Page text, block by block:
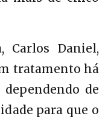
Carlos Daniel,
tratamento há
de
para que o